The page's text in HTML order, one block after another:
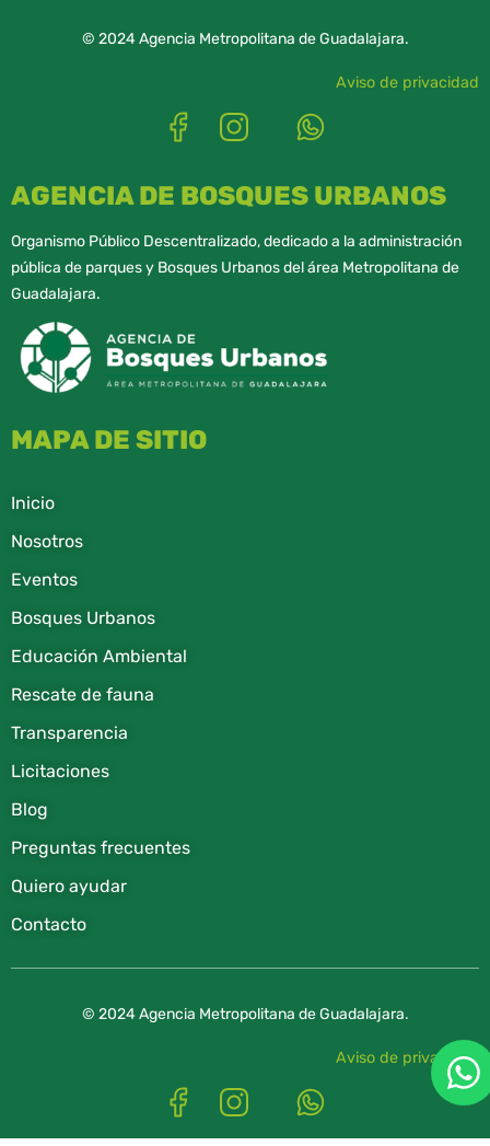
© 2024 Agencia Metropolitana de Guadalajara.
Aviso de privacidad
AGENCIA DE BOSQUES URBANOS
Organismo Público Descentralizado, dedicado a la administración
pública de parques y Bosques Urbanos del área Metropolitana de
Guadalajara.
MAPA DE SITIO
Inicio
Nosotros
Eventos
Bosques Urbanos
Educación Ambiental
Rescate de fauna​
Transparencia
Licitaciones
Blog
Preguntas frecuentes
Quiero ayudar
Contacto
© 2024 Agencia Metropolitana de Guadalajara.
Aviso de privacidad